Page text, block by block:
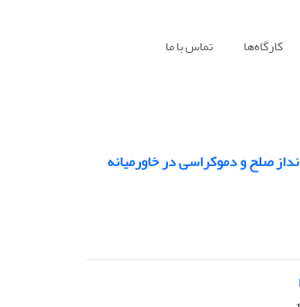
کارگاه‌ها تماس با ما
صلح و دموکراسی در خاورمیانه